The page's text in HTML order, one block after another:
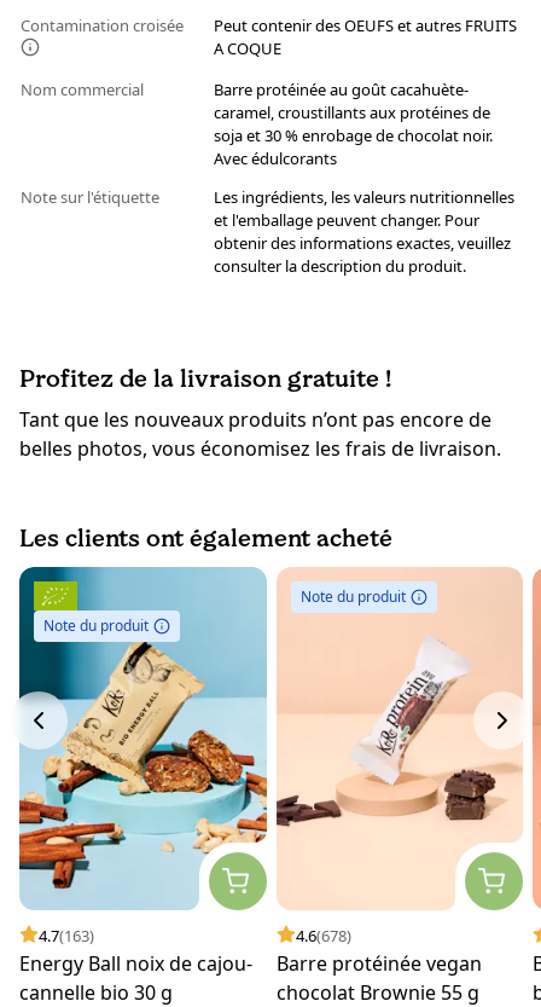
Contamination croisée
Peut contenir des OEUFS et autres FRUITS
A COQUE
Nom commercial
Barre protéinée au goût cacahuète-
caramel, croustillants aux protéines de
soja et 30 % enrobage de chocolat noir.
Avec édulcorants
Note sur l'étiquette
Les ingrédients, les valeurs nutritionnelles
et l'emballage peuvent changer. Pour
obtenir des informations exactes, veuillez
consulter la description du produit.
Profitez de la livraison gratuite !
Tant que les nouveaux produits n’ont pas encore de
belles photos, vous économisez les frais de livraison.
Les clients ont également acheté
Note du produit
4.7(163)
Energy Ball noix de cajou-
cannelle bio 30 g
Note du produit
4.6(678)
Barre protéinée vegan
chocolat Brownie 55 g